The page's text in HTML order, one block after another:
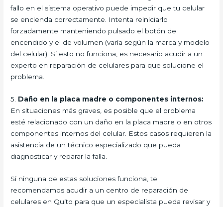
fallo en el sistema operativo puede impedir que tu celular
se encienda correctamente. Intenta reiniciarlo
forzadamente manteniendo pulsado el botón de
encendido y el de volumen (varía según la marca y modelo
del celular). Si esto no funciona, es necesario acudir a un
experto en reparación de celulares para que solucione el
problema.
5. Daño en la placa madre o componentes internos:
En situaciones más graves, es posible que el problema
esté relacionado con un daño en la placa madre o en otros
componentes internos del celular. Estos casos requieren la
asistencia de un técnico especializado que pueda
diagnosticar y reparar la falla.
Si ninguna de estas soluciones funciona, te
recomendamos acudir a un centro de reparación de
celulares en Quito para que un especialista pueda revisar y